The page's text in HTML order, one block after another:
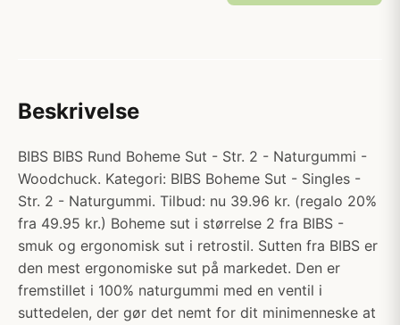
Beskrivelse
BIBS BIBS Rund Boheme Sut - Str. 2 - Naturgummi -
Woodchuck. Kategori: BIBS Boheme Sut - Singles -
Str. 2 - Naturgummi. Tilbud: nu 39.96 kr. (regalo 20%
fra 49.95 kr.) Boheme sut i størrelse 2 fra BIBS -
smuk og ergonomisk sut i retrostil. Sutten fra BIBS er
den mest ergonomiske sut på markedet. Den er
fremstillet i 100% naturgummi med en ventil i
suttedelen, der gør det nemt for dit minimenneske at